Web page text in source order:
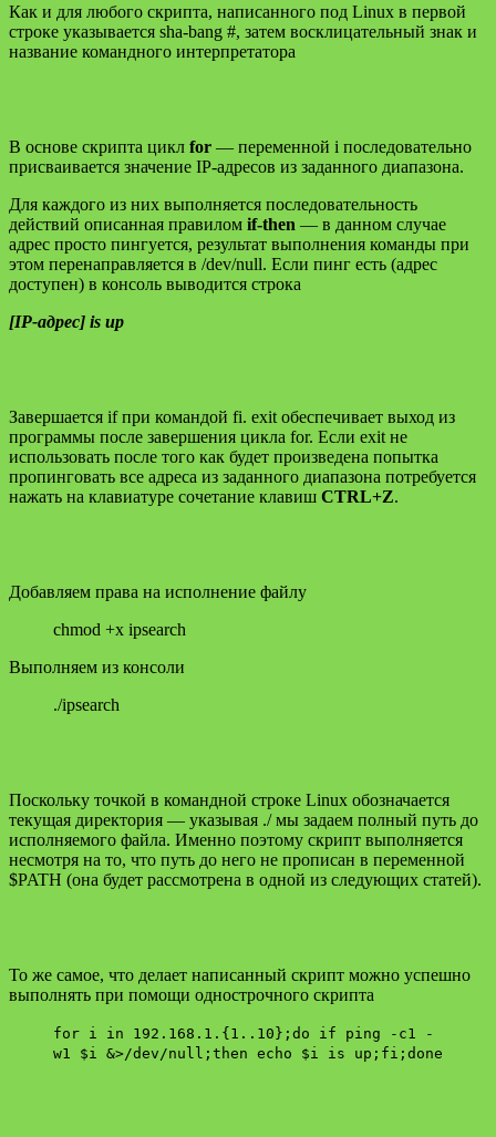
Как и для любого скрипта, написанного под Linux в первой
строке указывается sha-bang #, затем восклицательный знак и
название командного интерпретатора
В основе скрипта цикл for — переменной i последовательно
присваивается значение IP-адресов из заданного диапазона.
Для каждого из них выполняется последовательность
действий описанная правилом if-then — в данном случае
адрес просто пингуется, результат выполнения команды при
этом перенаправляется в /dev/null. Если пинг есть (адрес
доступен) в консоль выводится строка
[IP-адрес] is up
Завершается if при командой fi. exit обеспечивает выход из
программы после завершения цикла for. Если exit не
использовать после того как будет произведена попытка
пропинговать все адреса из заданного диапазона потребуется
нажать на клавиатуре сочетание клавиш CTRL+Z.
Добавляем права на исполнение файлу
chmod +x ipsearch
Выполняем из консоли
./ipsearch
Поскольку точкой в командной строке Linux обозначается
текущая директория — указывая ./ мы задаем полный путь до
исполняемого файла. Именно поэтому скрипт выполняется
несмотря на то, что путь до него не прописан в переменной
$PATH (она будет рассмотрена в одной из следующих статей).
То же самое, что делает написанный скрипт можно успешно
выполнять при помощи однострочного скрипта
for i in 192.168.1.{1..10};do if ping -c1 -
w1 $i &>/dev/null;then echo $i is up;fi;done